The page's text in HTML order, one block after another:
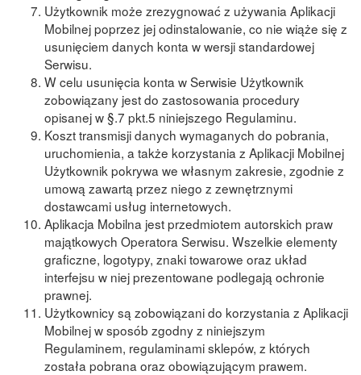
Użytkownik może zrezygnować z używania Aplikacji
Mobilnej poprzez jej odinstalowanie, co nie wiąże się z
usunięciem danych konta w wersji standardowej
Serwisu.
W celu usunięcia konta w Serwisie Użytkownik
zobowiązany jest do zastosowania procedury
opisanej w §.7 pkt.5 niniejszego Regulaminu.
Koszt transmisji danych wymaganych do pobrania,
uruchomienia, a także korzystania z Aplikacji Mobilnej
Użytkownik pokrywa we własnym zakresie, zgodnie z
umową zawartą przez niego z zewnętrznymi
dostawcami usług internetowych.
Aplikacja Mobilna jest przedmiotem autorskich praw
majątkowych Operatora Serwisu. Wszelkie elementy
graficzne, logotypy, znaki towarowe oraz układ
interfejsu w niej prezentowane podlegają ochronie
prawnej.
Użytkownicy są zobowiązani do korzystania z Aplikacji
Mobilnej w sposób zgodny z niniejszym
Regulaminem, regulaminami sklepów, z których
została pobrana oraz obowiązującym prawem.